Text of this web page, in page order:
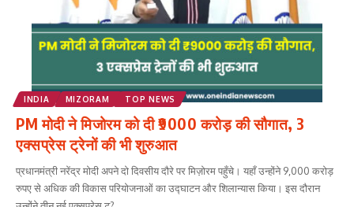
INDIA MIZORAM TOP NEWS
PM मोदी ने मिजोरम को दी ₹9000 करोड़ की सौगात, 3
एक्सप्रेस ट्रेनों की भी शुरुआत
प्रधानमंत्री नरेंद्र मोदी अपने दो दिवसीय दौरे पर मिज़ोरम पहुँचे। यहाँ उन्होंने 9,000 करोड़
रुपए से अधिक की विकास परियोजनाओं का उद्घाटन और शिलान्यास किया। इस दौरान